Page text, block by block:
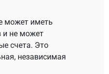
может иметь
и не может
счета. Это
независимая